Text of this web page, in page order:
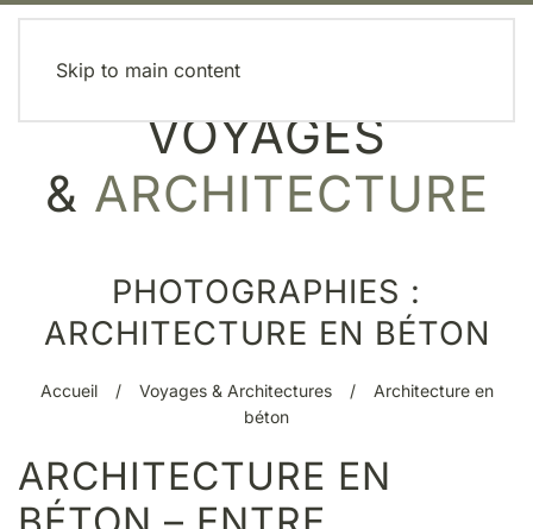
Skip to main content
VOYAGES
& ARCHITECTURE
PHOTOGRAPHIES :
ARCHITECTURE EN BÉTON
Accueil Voyages & Architectures
Architecture en
béton
ARCHITECTURE EN